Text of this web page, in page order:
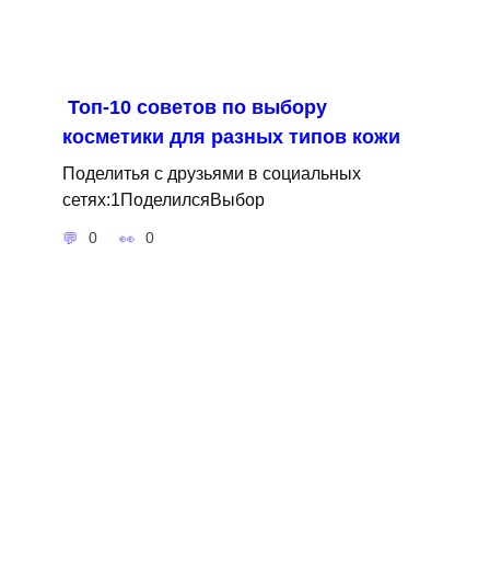
Топ-10 советов по выбору
косметики для разных типов кожи
Поделитья с друзьями в социальных
сетях:1ПоделилсяВыбор
0 0